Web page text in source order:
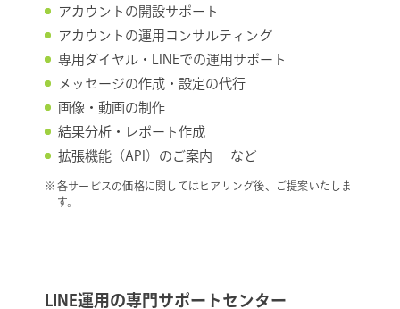
アカウントの開設サポート
アカウントの運用コンサルティング
専用ダイヤル・LINEでの運用サポート
メッセージの作成・設定の代行
画像・動画の制作
結果分析・レポート作成
拡張機能（API）のご案内
など
各サービスの価格に関してはヒアリング後、ご提案いたしま
す。
LINE運用の専門サポートセンター